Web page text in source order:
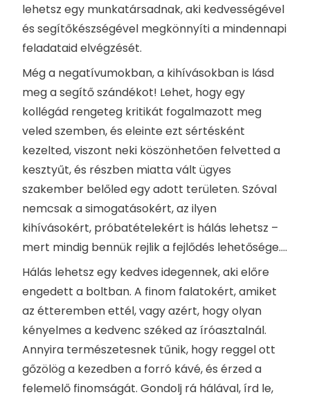
lehetsz egy munkatársadnak, aki kedvességével
és segítőkészségével megkönnyíti a mindennapi
feladataid elvégzését.
Még a negatívumokban, a kihívásokban is lásd
meg a segítő szándékot! Lehet, hogy egy
kollégád rengeteg kritikát fogalmazott meg
veled szemben, és eleinte ezt sértésként
kezelted, viszont neki köszönhetően felvetted a
kesztyűt, és részben miatta vált ügyes
szakember belőled egy adott területen. Szóval
nemcsak a simogatásokért, az ilyen
kihívásokért, próbatételekért is hálás lehetsz –
mert mindig bennük rejlik a fejlődés lehetősége….
Hálás lehetsz egy kedves idegennek, aki előre
engedett a boltban. A finom falatokért, amiket
az étteremben ettél, vagy azért, hogy olyan
kényelmes a kedvenc széked az íróasztalnál.
Annyira természetesnek tűnik, hogy reggel ott
gőzölög a kezedben a forró kávé, és érzed a
felemelő finomságát. Gondolj rá hálával, írd le,